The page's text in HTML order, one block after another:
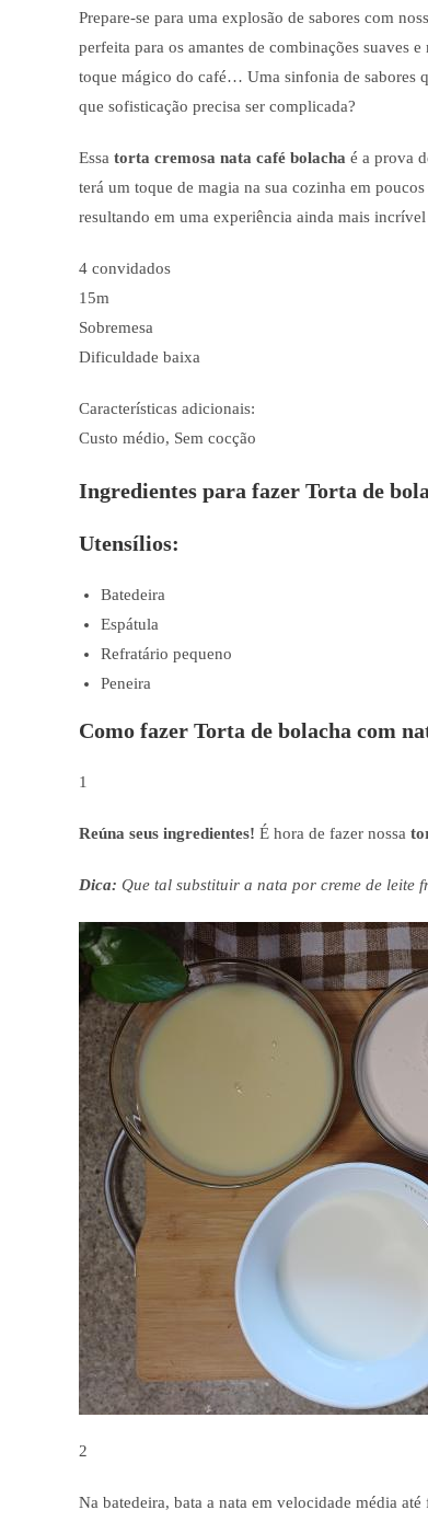
Prepare-se para uma explosão de sabores com
perfeita para os amantes de combinações suaves
toque mágico do café… Uma sinfonia de sabores
que sofisticação precisa ser complicada?
Essa torta cremosa nata café bolacha é a prova
terá um toque de magia na sua cozinha em
resultando em uma experiência ainda mais
4 convidados
15m
Sobremesa
Dificuldade baixa
Características adicionais:
Custo médio, Sem cocção
Ingredientes para fazer Torta de
Utensílios:
Batedeira
Espátula
Refratário pequeno
Peneira
Como fazer Torta de bolacha com
1
Reúna seus ingredientes! É hora de fazer nossa
Dica: Que tal substituir a nata por creme de leite
2
Na batedeira, bata a nata em velocidade média